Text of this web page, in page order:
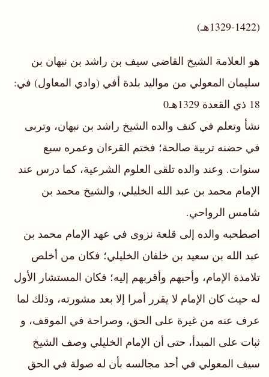
(1329-1422هـ)
هو العلامة الشيخ القاضي سيف بن راشد بن نبهان بن
سليمان المعولي من مواليد بلدة أفي (وادي المعاول) في:
18 ذي القعدة 1329هـ0
نشأ وتعلم في كنف والده الشيخ راشد بن نبهان، وتربى
في حضنه تربية صالحة؛ فختم القرءان وعمره سبع
سنوات. وعند والده تلقى العلوم الشرعية، كما درس عند
الإمام محمد بن عبد الله الخليلي، والشيخ محمد بن
شامس الرواحي.
اصطحبه والده إلى قلعة نزوى في عهد الإمام محمد بن
عبد الله بن سعيد بن خلفان الخليلي؛ فكان من أخلص
تلامذة الإمام، وأحبهم وأقربهم إليه؛ فكان المستشار الأول
له حيث كان الإمام لا يقرر أمرا إلا بعد مشورته، وذلك لما
عرف عنه من غيرة على الحق، وصراحة في الموقف، و
ثبات على المبدأ، حتى أن الإمام الخليلي وصف الشيخ
سيف المعولي في أحد مجالسه بأن له صولة في الحق